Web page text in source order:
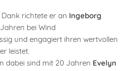
richtete er an Ingeborg
bei Wind
und engagiert ihren wertvollen
leistet.
dabei sind mit 20 Jahren Evelyn